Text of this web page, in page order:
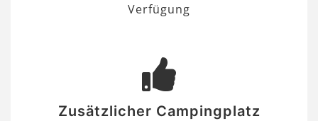
Verfügung
Zusätzlicher Campingplatz